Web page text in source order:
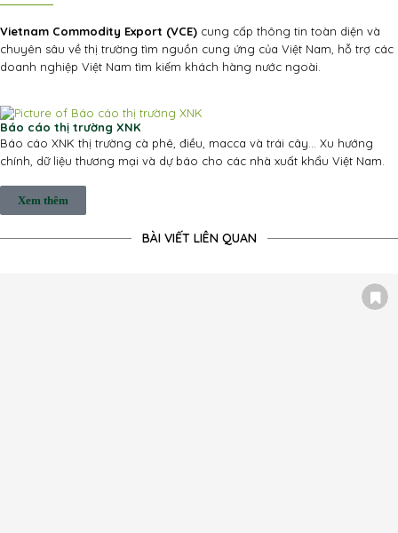
Vietnam Commodity Export (VCE) cung cấp thông tin toàn diện và
chuyên sâu về thị trường tìm nguồn cung ứng của Việt Nam, hỗ trợ các
doanh nghiệp Việt Nam tìm kiếm khách hàng nước ngoài.
Báo cáo thị trường XNK
Báo cáo XNK thị trường cà phê, điều, macca và trái cây... Xu hướng
chính, dữ liệu thương mại và dự báo cho các nhà xuất khẩu Việt Nam.
Xem thêm
BÀI VIẾT LIÊN QUAN